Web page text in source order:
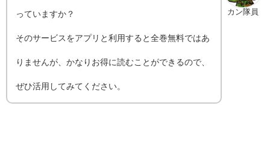
カン隊員
っていますか？
そのサービスをアプリと利用すると全巻無料ではあ
りませんが、かなりお得に読むことができるので、
ぜひ活用してみてください。